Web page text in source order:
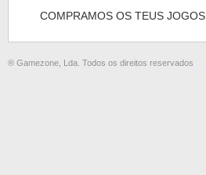
COMPRAMOS OS TEUS JOGOS
® Gamezone, Lda. Todos os direitos reservados